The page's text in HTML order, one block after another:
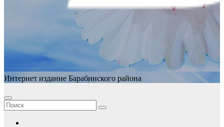
Интернет издание Барабинского района